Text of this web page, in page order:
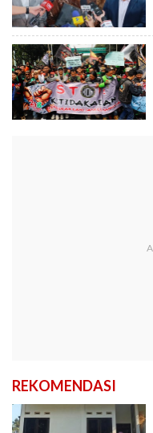
REKOMENDASI